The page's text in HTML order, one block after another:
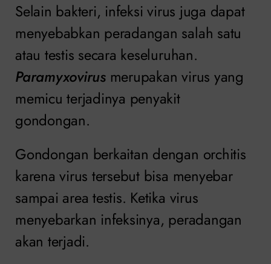
Selain bakteri, infeksi virus juga dapat
menyebabkan peradangan salah satu
atau testis secara keseluruhan.
Paramyxovirus merupakan virus yang
memicu terjadinya penyakit
gondongan.
Gondongan berkaitan dengan orchitis
karena virus tersebut bisa menyebar
sampai area testis. Ketika virus
menyebarkan infeksinya, peradangan
akan terjadi.